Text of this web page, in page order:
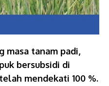
masa tanam padi,
bersubsidi di
mendekati 100 %.